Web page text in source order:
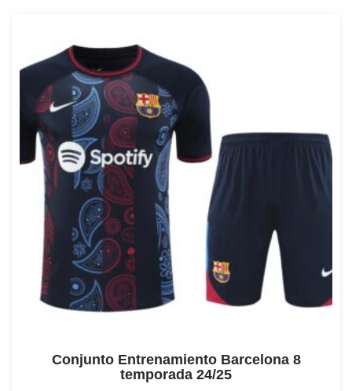
Conjunto Entrenamiento Barcelona 8
temporada 24/25